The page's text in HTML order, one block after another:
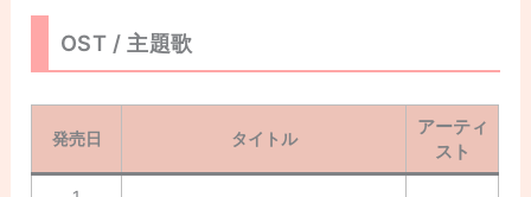
OST / 主題歌
発売日 タイトル
アーティ
スト